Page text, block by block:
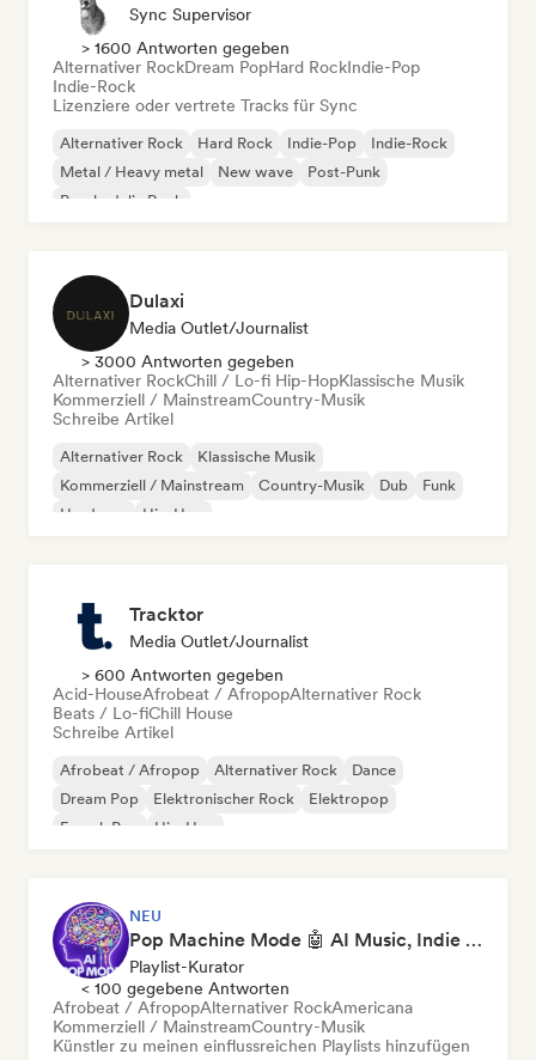
Sync Supervisor
> 1600 Antworten gegeben
Alternativer RockDream PopHard RockIndie-Pop
Indie-Rock
Lizenziere oder vertrete Tracks für Sync
Alternativer Rock Hard Rock Indie-Pop
Indie-Rock
Metal / Heavy metal
New wave
Post-Punk
Psychedelic Rock
Dulaxi
Media Outlet/Journalist
> 3000 Antworten gegeben
Alternativer RockChill / Lo-fi Hip-HopKlassische Musik
Kommerziell / MainstreamCountry-Musik
Schreibe Artikel
Alternativer Rock
Klassische Musik
Kommerziell / Mainstream
Country-Musik Dub
Funk
Hardcore
Hip-Hop
Tracktor
Media Outlet/Journalist
> 600 Antworten gegeben
Acid-HouseAfrobeat / AfropopAlternativer Rock
Beats / Lo-fiChill House
Schreibe Artikel
Afrobeat / Afropop Alternativer Rock
Dance
Dream Pop
Elektronischer Rock
Elektropop
French Pop
Hip-Hop
NEU
Pop Machine Mode 🤖 AI Music, Indie Pop & Dream Pop
Playlist-Kurator
< 100 gegebene Antworten
Afrobeat / AfropopAlternativer RockAmericana
Kommerziell / MainstreamCountry-Musik
Künstler zu meinen einflussreichen Playlists hinzufügen